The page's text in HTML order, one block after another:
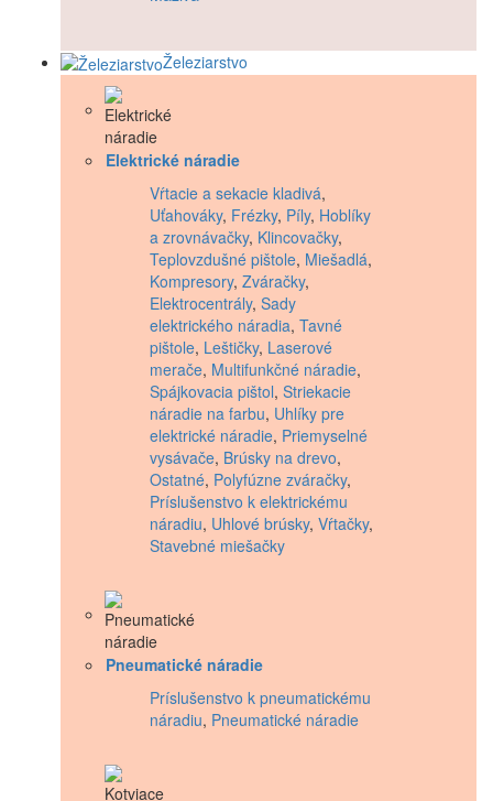
Železiarstvo
Elektrické náradie
Vŕtacie a sekacie kladivá,
Uťahováky, Frézky, Píly, Hoblíky
a zrovnávačky, Klincovačky,
Teplovzdušné pištole, Miešadlá,
Kompresory, Zváračky,
Elektrocentrály, Sady
elektrického náradia, Tavné
pištole, Leštičky, Laserové
merače, Multifunkčné náradie,
Spájkovacia pištol, Striekacie
náradie na farbu, Uhlíky pre
elektrické náradie, Priemyselné
vysávače, Brúsky na drevo,
Ostatné, Polyfúzne zváračky,
Príslušenstvo k elektrickému
náradiu, Uhlové brúsky, Vŕtačky,
Stavebné miešačky
Pneumatické náradie
Príslušenstvo k pneumatickému
náradiu, Pneumatické náradie